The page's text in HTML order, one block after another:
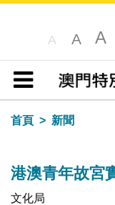
A A A
目錄
首頁
新聞
港澳青年故宮
文化局